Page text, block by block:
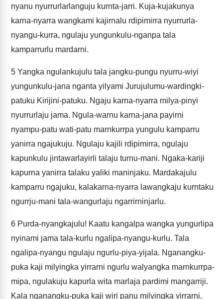
nyanu nyurrurlarlanguju kurnta-jarri. Kuja-kujakunya
karna-nyarra wangkami kajirnalu rdipimirra nyurrurla-
nyangu-kurra, ngulaju yungunkulu-nganpa tala
kamparrurlu mardarni.
5 Yangka ngulankujulu tala jangku-pungu nyurru-wiyi
yungunkulu-jana nganta yilyami Jurujulumu-wardingki-
patuku Kirijini-patuku. Ngaju karna-nyarra milya-pinyi
nyurrurlaju jama. Ngula-warnu karna-jana payirni
nyampu-patu wati-patu marnkurrpa yungulu kamparru
yanirra ngajukuju. Ngulaju kajili rdipimirra, ngulaju
kapunkulu jintawarlayirli talaju turnu-mani. Ngaka-kariji
kapurna yanirra talaku yaliki maninjaku. Mardakajulu
kamparru ngajuku, kalakarna-nyarra lawangkaju kurntaku
ngurrju-mani tala-wangurlaju ngarrirninjarlu.
6 Purda-nyangkajulu! Kaatu kangalpa wangka yungurlipa
nyinami jama tala-kurlu ngalipa-nyangu-kurlu. Tala
ngalipa-nyangu ngulaju ngurlu-piya-yijala. Nganangku-
puka kaji milyingka yirrarni ngurlu walyangka marnkurrpa-
mipa, ngulakuju kapurla wita marlaja pardimi mangarriji.
Kala nganangku-puka kaji wiri panu milyingka yirrarni,